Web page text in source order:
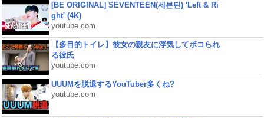
[BE ORIGINAL] SEVENTEEN(세븐틴) 'Left & Ri
ght' (4K)
youtube.com
【多目的トイレ】彼女の親友に浮気してボコられ
る彼氏
youtube.com
UUUMを脱退するYouTuber多くね?
youtube.com